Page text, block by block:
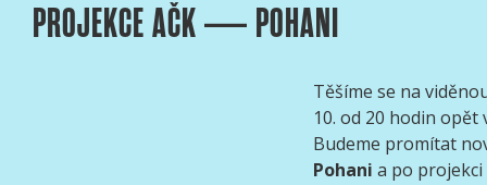
PROJEKCE AČK — POHANI
Těšíme se na
10. od 20 hodin opět
Budeme promítat
Pohani a po